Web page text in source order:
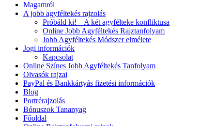
Magamról
A jobb agyféltekés rajzolás
Próbáld ki! – A két agyfélteke konfliktusa
Online Jobb Agyféltekés Rajztanfolyam
Jobb Agyféltekés Módszer elmélete
Jogi információk
Kapcsolat
Online Színes Jobb Agyféltekés Tanfolyam
Olvasók rajzai
PayPal és Bankkártyás fizetési információk
Blog
Portrérajzolás
Bónuszok Tananyag
Főoldal